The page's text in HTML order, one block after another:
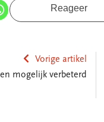
Reageer
Vorige artikel
mogelijk verbeterd